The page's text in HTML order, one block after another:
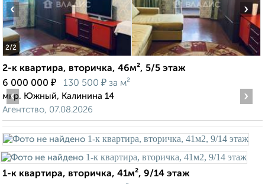
2/2
‹ ›
2-к квартира, вторичка, 46м², 5/5 этаж
6 000 000 ₽ 130 500 ₽ за м²
мкр. Южный, Калинина 14
Агентство, 07.08.2026
‹ ›
1-к квартира, вторичка, 41м², 9/14 этаж